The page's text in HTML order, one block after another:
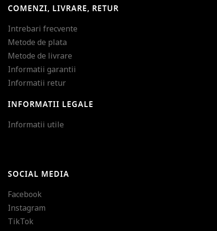
COMENZI, LIVRARE, RETUR
Intrebari frecvente
Metode de plata
Metode de livrare
Informatii garantii
Informatii retur
INFORMATII LEGALE
Informatii utile
SOCIAL MEDIA
Facebook
Instagram
TikTok